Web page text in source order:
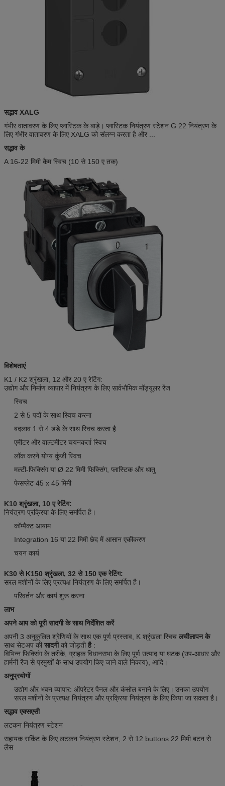
सद्भाव XALG
गंभीर वातावरण के लिए प्लास्टिक के बाड़े। प्लास्टिक नियंत्रण स्टेशन G 22 नियंत्रण के
लिए गंभीर वातावरण के लिए XALG को संलग्न करता है और ...
सद्भाव के
A 16-22 मिमी कैम स्विच (10 से 150 ए तक)
विशेषताएं
K1 / K2 श्रृंखला, 12 और 20 ए रेटिंग:
उद्योग और निर्माण व्यापार में नियंत्रण के लिए सार्वभौमिक मॉड्यूलर रेंज
स्विच
2 से 5 पदों के साथ स्विच करना
बदलाव 1 से 4 डंडे के साथ स्विच करता है
एमीटर और वाल्टमीटर चयनकर्ता स्विच
लॉक करने योग्य कुंजी स्विच
मल्टी-फिक्सिंग या Ø 22 मिमी फिक्सिंग, प्लास्टिक और धातु
फेसप्लेट 45 x 45 मिमी
K10 श्रृंखला, 10 ए रेटिंग:
नियंत्रण प्रक्रिया के लिए समर्पित है।
कॉम्पैक्ट आयाम
Integration 16 या 22 मिमी छेद में आसान एकीकरण
चयन कार्य
K30 से K150 श्रृंखला, 32 से 150 एक रेटिंग:
सरल मशीनों के लिए प्रत्यक्ष नियंत्रण के लिए समर्पित है।
परिवर्तन और कार्य शुरू करना
लाभ
अपने आप को पूरी सादगी के साथ निर्देशित करें
अपनी 3 अनुकूलित श्रेणियों के साथ एक पूर्ण प्रस्ताव, K श्रृंखला स्विच लचीलापन के
साथ सेटअप की सादगीको जोड़ती है:
विभिन्न फिक्सिंग के तरीके, ग्राहक विधानसभा के लिए पूर्ण उत्पाद या घटक (उप-आधार और
हार्मनी रेंज से प्रमुखों के साथ उपयोग किए जाने वाले निकाय), आदि।
अनुप्रयोगों
उद्योग और भवन व्यापार: ऑपरेटर पैनल और कंसोल बनाने के लिए। उनका उपयोग
सरल मशीनों के प्रत्यक्ष नियंत्रण और प्रक्रिया नियंत्रण के लिए किया जा सकता है।
सद्भाव एक्सएसी
लटकन नियंत्रण स्टेशन
सहायक सर्किट के लिए लटकन नियंत्रण स्टेशन, 2 से 12 buttons 22 मिमी बटन से
लैस